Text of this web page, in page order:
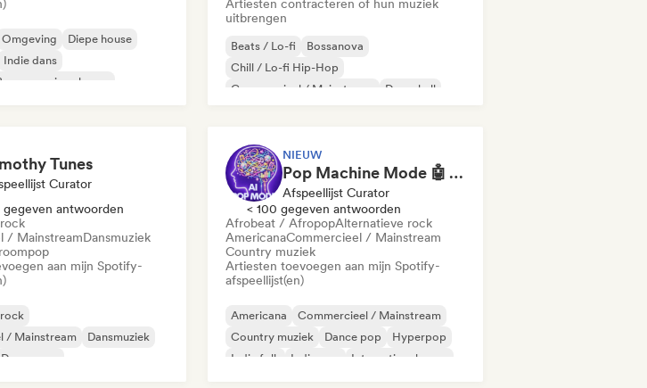
Omgeving
Diepe house
Indie dans
progressieve house
Artiesten contracteren of hun muziek
uitbrengen
Beats / Lo-fi
Bossanova
Chill / Lo-fi Hip-Hop
Commercieel / Mainstream
Dancehall
Tunes
Curator
antwoorden
/ MainstreamDansmuziek
aan mijn Spotify-
/ Mainstream
Dansmuziek
Droompop
NIEUW
Pop Machine Mode 🤖 AI Music, Indie Pop & Dream Pop
Afspeellijst Curator
< 100 gegeven antwoorden
Afrobeat / AfropopAlternatieve rock
AmericanaCommercieel / Mainstream
Country muziek
Artiesten toevoegen aan mijn Spotify-
afspeellijst(en)
Americana
Commercieel / Mainstream
Country muziek
Dance pop
Hyperpop
Indie folk
Indie pop Internationale pop